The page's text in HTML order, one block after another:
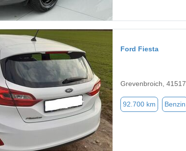
Ford Fiesta
Grevenbroich, 41517
92.700 km Benzin